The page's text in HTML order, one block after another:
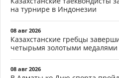
на турнире в Индонезии
08 авг 2026
Казахстанские гребцы
четырьмя золотыми медалями
08 авг 2026